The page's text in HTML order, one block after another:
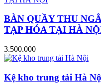
BÀN QUẦY THU
TẠP HÓA TẠI HÀ
3.500.000
Kệ kho trung tải Hà